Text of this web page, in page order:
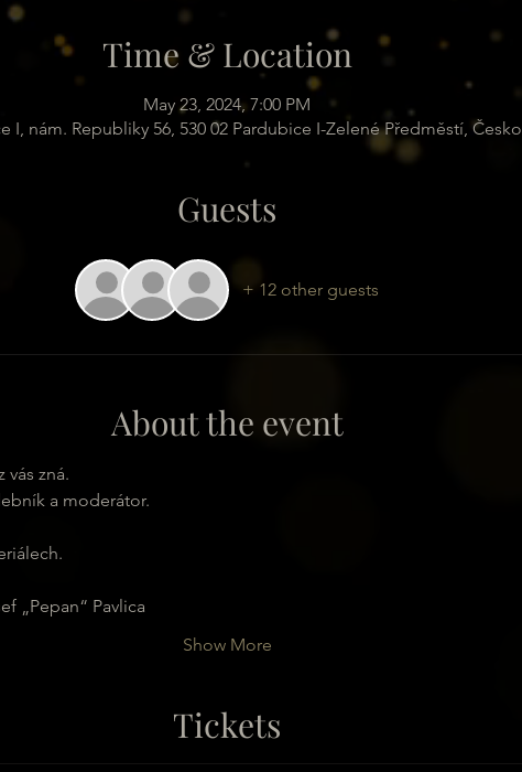
Time & Location
May 23, 2024, 7:00 PM
I, nám. Republiky 56, 530 02 Pardubice I-Zelené Předměstí, Česko
Guests
+ 12 other guests
About the event
vás zná.
a moderátor.
„Pepan“ Pavlica
Show More
Tickets